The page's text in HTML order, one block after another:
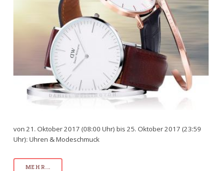
von 21. Oktober 2017 (08:00 Uhr) bis 25. Oktober 2017 (23:59
Uhr): Uhren & Modeschmuck
MEHR...